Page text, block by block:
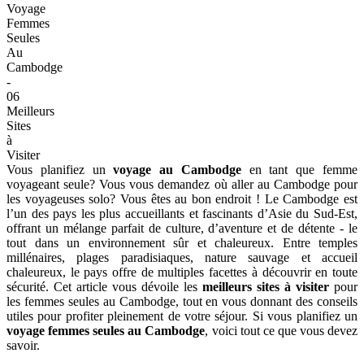
Voyage
Femmes
Seules
Au
Cambodge
-
06
Meilleurs
Sites
à
Visiter
Vous planifiez unvoyage au Cambodgeen tant que femme
voyageant seule? Vous vous demandez où aller au Cambodge pour
les voyageuses solo? Vous êtes au bon endroit ! Le Cambodge est
l’un des pays les plus accueillants et fascinants d’Asie du Sud-Est,
offrant un mélange parfait de culture, d’aventure et de détente - le
tout dans un environnement sûr et chaleureux. Entre temples
millénaires, plages paradisiaques, nature sauvage et accueil
chaleureux, le pays offre de multiples facettes à découvrir en toute
sécurité. Cet article vous dévoile les meilleurs sites à visiter pour
les femmes seules au Cambodge, tout en vous donnant des conseils
utiles pour profiter pleinement de votre séjour. Si vous planifiez un
voyage femmes seules au Cambodge, voici tout ce que vous devez
savoir.